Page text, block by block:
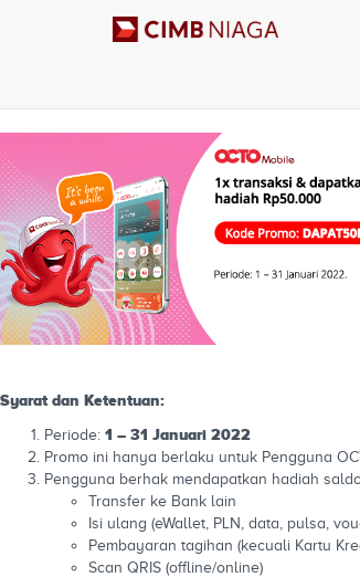
Syarat dan Ketentuan:
Periode: 1 – 31 Januari 2022
Promo ini hanya berlaku untuk Pengguna
Pengguna berhak mendapatkan hadiah
Transfer ke Bank lain
Isi ulang (eWallet, PLN, data, pulsa,
Pembayaran tagihan (kecuali Kartu
Scan QRIS (offline/online)